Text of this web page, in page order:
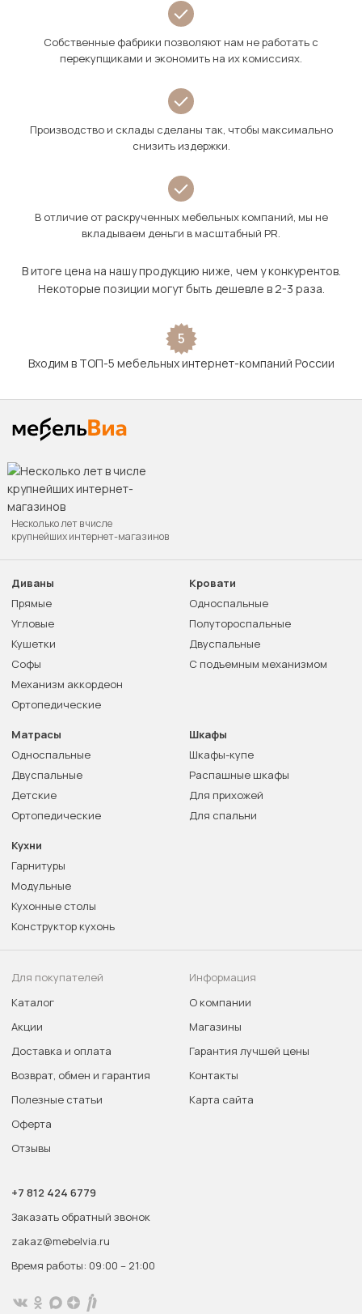
Собственные фабрики позволяют нам не работать с
перекупщиками и экономить на их комиссиях.
Производство и склады сделаны так, чтобы максимально
снизить издержки.
В отличие от раскрученных мебельных компаний, мы не
вкладываем деньги в масштабный PR.
В итоге цена на нашу продукцию ниже, чем у конкурентов.
Некоторые позиции могут быть дешевле в 2-3 раза.
5
Входим в ТОП-5 мебельных интернет-компаний России
Несколько лет в числе
крупнейших интернет-магазинов
Диваны
Прямые
Угловые
Кушетки
Софы
Механизм аккордеон
Ортопедические
Кровати
Односпальные
Полутороспальные
Двуспальные
С подъемным механизмом
Матрасы
Односпальные
Двуспальные
Детские
Ортопедические
Шкафы
Шкафы-купе
Распашные шкафы
Для прихожей
Для спальни
Кухни
Гарнитуры
Модульные
Кухонные столы
Конструктор кухонь
Для покупателей
Каталог
Акции
Доставка и оплата
Возврат, обмен и гарантия
Полезные статьи
Оферта
Отзывы
Информация
О компании
Магазины
Гарантия лучшей цены
Контакты
Карта сайта
+7 812 424 6779
Заказать обратный звонок
zakaz@mebelvia.ru
Время работы: 09:00 – 21:00